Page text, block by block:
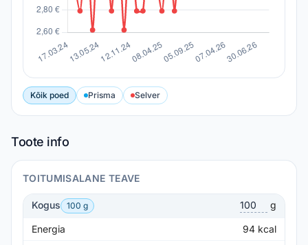
Kõik poed Prisma Selver
Toote info
TOITUMISALANE TEAVE
Kogus 100 g g
Energia 94 kcal